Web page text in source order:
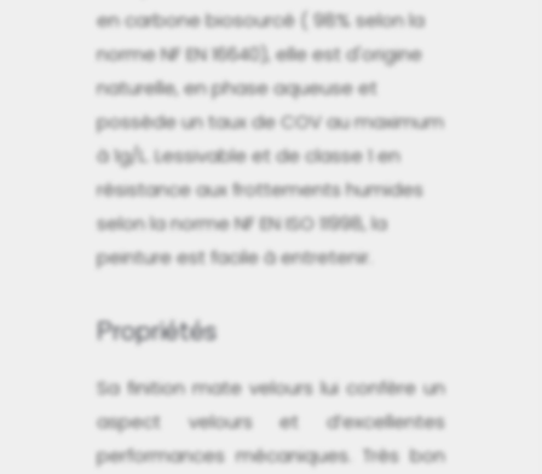
en carbone biosourcé ( 98% selon la
norme NF EN 16640), elle est d'origine
naturelle, en phase aqueuse et
possède un taux de COV au maximum
à 1g/L. Lessivable et de classe 1 en
résistance aux frottements humides
selon la norme NF EN ISO 11998, la
peinture est facile à entretenir.
Propriétés
Sa finition mate velours lui confère un
aspect velours et d’excellentes
performances mécaniques. Très bon